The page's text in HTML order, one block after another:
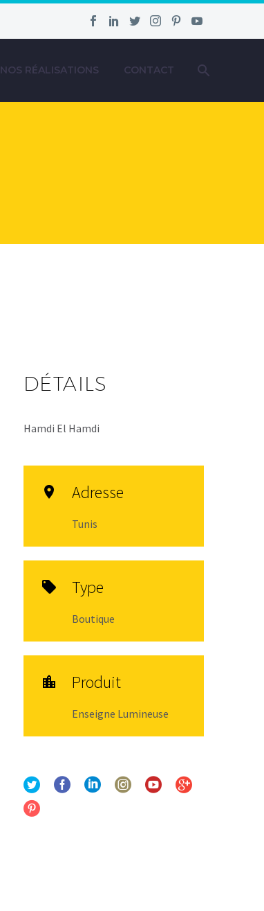
NOS RÉALISATIONS CONTACT
DÉTAILS
Hamdi El Hamdi
 Adresse
Tunis
 Type
Boutique
 Produit
Enseigne Lumineuse